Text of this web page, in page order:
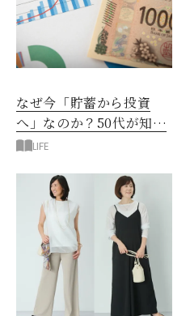
なぜ今「貯蓄から投資
へ」なのか？50代が知る
べきお金の新常識
LIFE